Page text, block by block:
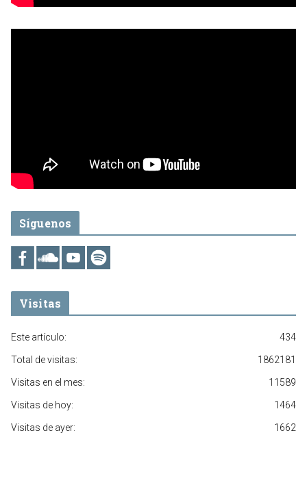
Síguenos
Visitas
434
Este artículo:
1862181
Total de visitas:
11589
Visitas en el mes:
1464
Visitas de hoy:
1662
Visitas de ayer: